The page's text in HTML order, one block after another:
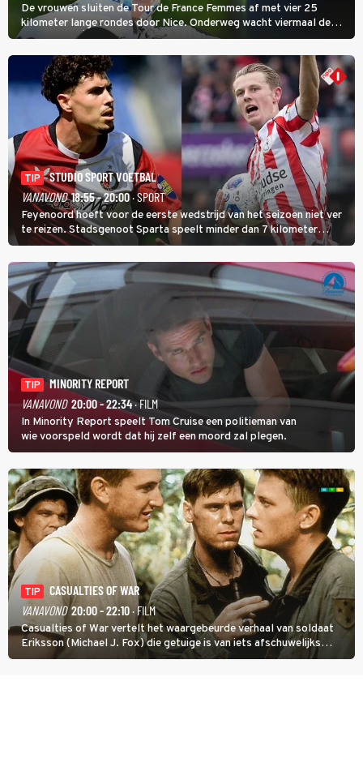
De vrouwen sluiten de Tour de France Femmes af met vier 25
kilometer lange rondes door Nice. Onderweg wacht viermaal de
zware Col d'Èze. Aan de finish op de Promenade des Anglais krijgt
de eindwinnaar de laatste gele trui.
TIP
STUDIO SPORT VOETBAL
VANAVOND 18:55 - 20:00· SPORT
Feyenoord hoeft voor de eerste wedstrijd van het seizoen niet ver
te reizen. Stadsgenoot Sparta speelt minder dan 7 kilometer
verderop. Feyenoord trok de Spaanse spits Nacho Ferri aan van
KVC Westerlo uit België.
TIP
MINORITY REPORT
VANAVOND 20:00 - 22:34· FILM
In Minority Report speelt Tom Cruise een politieman van
wie voorspeld wordt dat hij zelf een moord zal plegen.
TIP
CASUALTIES OF WAR
VANAVOND 20:00 - 22:10· FILM
Casualties of War vertelt het waargebeurde verhaal van soldaat
Eriksson (Michael J. Fox) die getuige is van iets afschuwelijks
tijdens de Vietnamoorlog. Hij besluit uit de school te klappen.